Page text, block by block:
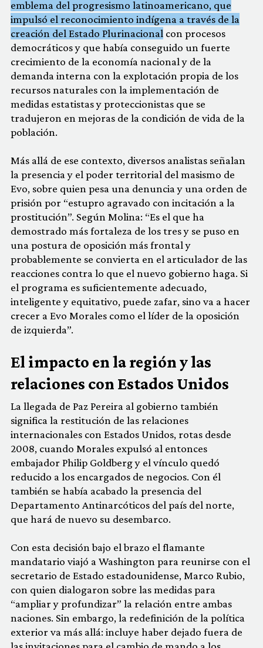
emblema del progresismo latinoamericano, que
impulsó el reconocimiento indígena a través de la
creación del Estado Plurinacional con procesos
democráticos y que había conseguido un fuerte
crecimiento de la economía nacional y de la
demanda interna con la explotación propia de los
recursos naturales con la implementación de
medidas estatistas y proteccionistas que se
tradujeron en mejoras de la condición de vida de la
población.
Más allá de ese contexto, diversos analistas señalan
la presencia y el poder territorial del masismo de
Evo, sobre quien pesa una denuncia y una orden de
prisión por “estupro agravado con incitación a la
prostitución”. Según Molina: “Es el que ha
demostrado más fortaleza de los tres y se puso en
una postura de oposición más frontal y
probablemente se convierta en el articulador de las
reacciones contra lo que el nuevo gobierno haga. Si
el programa es suficientemente adecuado,
inteligente y equitativo, puede zafar, sino va a hacer
crecer a Evo Morales como el líder de la oposición
de izquierda”.
El impacto en la región y las
relaciones con Estados Unidos
La llegada de Paz Pereira al gobierno también
significa la restitución de las relaciones
internacionales con Estados Unidos, rotas desde
2008, cuando Morales expulsó al entonces
embajador Philip Goldberg y el vínculo quedó
reducido a los encargados de negocios. Con él
también se había acabado la presencia del
Departamento Antinarcóticos del país del norte,
que hará de nuevo su desembarco.
Con esta decisión bajo el brazo el flamante
mandatario viajó a Washington para reunirse con el
secretario de Estado estadounidense, Marco Rubio,
con quien dialogaron sobre las medidas para
“ampliar y profundizar” la relación entre ambas
naciones. Sin embargo, la redefinición de la política
exterior va más allá: incluye haber dejado fuera de